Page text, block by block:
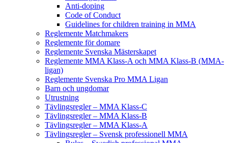
Anti-doping
Code of Conduct
Guidelines for children training in MMA
Reglemente Matchmakers
Reglemente för domare
Reglemente Svenska Mästerskapet
Reglemente MMA Klass-A och MMA Klass-B (MMA-
ligan)
Reglemente Svenska Pro MMA Ligan
Barn och ungdomar
Utrustning
Tävlingsregler – MMA Klass-C
Tävlingsregler – MMA Klass-B
Tävlingsregler – MMA Klass-A
Tävlingsregler – Svensk professionell MMA